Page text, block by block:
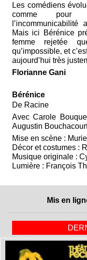
Les comédiens
comme pour
Mais ici Bérénice
femme rejetée
qu’impossible, et
aujourd’hui très
Florianne Gani
Bérénice
De Racine
Avec Carole
Augustin
Mise en scène :
Décor et costumes :
Musique originale :
Lumière : François
Mis en